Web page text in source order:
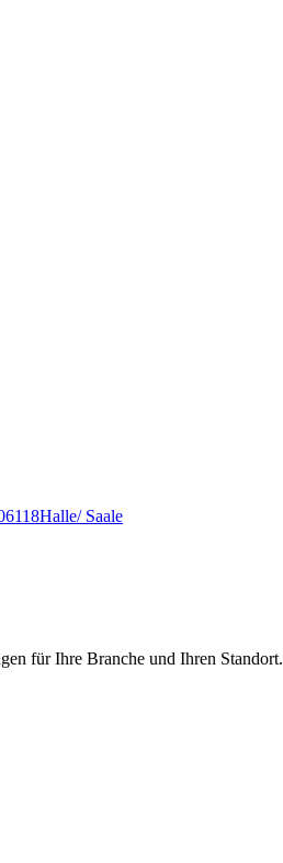
Halle/ Saale
für Ihre Branche und Ihren Standort.